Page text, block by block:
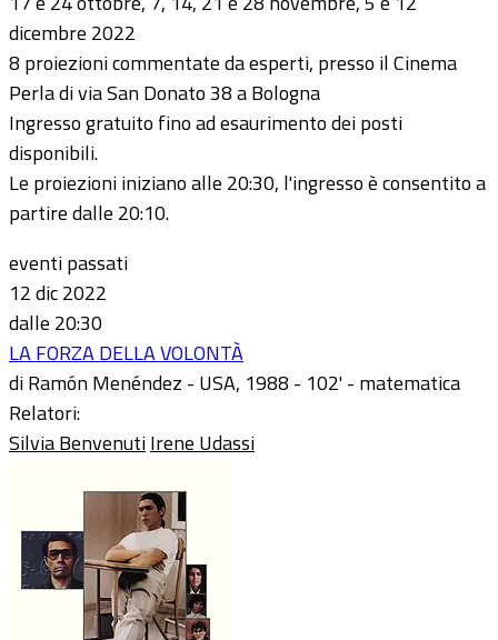
dicembre 2022
8 proiezioni commentate da esperti, presso il Cinema
Perla di via San Donato 38 a Bologna
Ingresso gratuito fino ad esaurimento dei posti
disponibili.
Le proiezioni iniziano alle 20:30, l'ingresso è consentito a
partire dalle 20:10.
eventi passati
12 dic 2022
dalle 20:30
LA FORZA DELLA VOLONTÀ
di Ramón Menéndez - USA, 1988 - 102' - matematica
Relatori:
Silvia BenvenutiIrene Udassi